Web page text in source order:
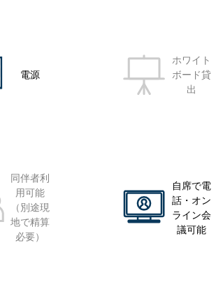
電源
ホワイト
ボード貸
出
同伴者利
用可能
（別途現
地で精算
必要）
自席で電
話・オン
ライン会
議可能